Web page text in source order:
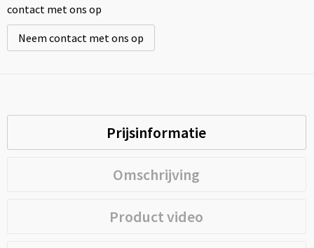
contact met ons op
Neem contact met ons op
Prijsinformatie
Omschrijving
Product video